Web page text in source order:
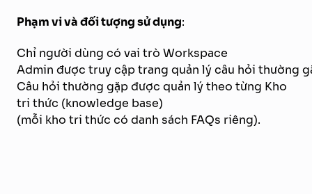
Phạm vi và đối tượng sử dụng:
Chỉ người dùng có vai trò Workspace
Admin được truy cập trang quản lý câu hỏi thường
Câu hỏi thường gặp được quản lý theo từng Kho
tri thức (knowledge base)
(mỗi kho tri thức có danh sách FAQs riêng).